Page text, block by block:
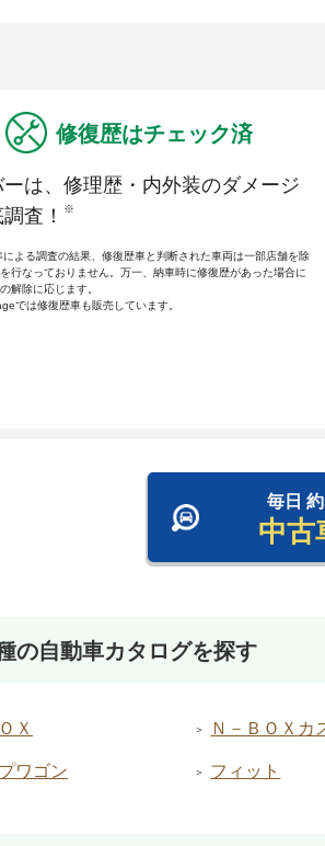
修復歴はチェック済
ーは、修理歴・内外装のダメージ
査！
※
による調査の結果、修復歴車と判断された車両は一部店舗を除
行なっておりません。万一、納車時に修復歴があった場合に
解除に応じます。
では修復歴車も販売しています。
毎日
中古
の自動車カタログを探す
Ｘ Ｎ－ＢＯＸカ
ワゴン フィット